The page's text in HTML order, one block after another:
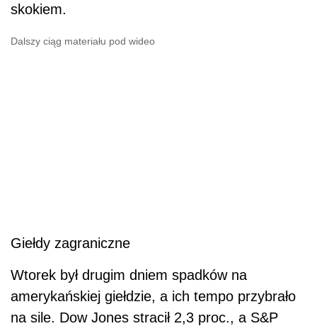
skokiem.
Dalszy ciąg materiału pod wideo
Giełdy zagraniczne
Wtorek był drugim dniem spadków na
amerykańskiej giełdzie, a ich tempo przybrało
na sile. Dow Jones stracił 2,3 proc., a S&P